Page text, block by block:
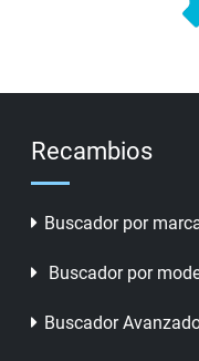
Recambios
Buscador por
Buscador por
Buscador